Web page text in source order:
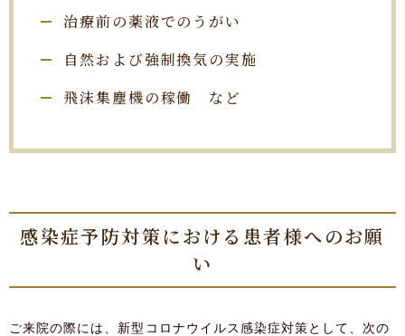
治療前の薬液でのうがい
自然および強制換気の実施
飛沫集塵機の稼働 など
感染症予防対策における患者様へのお願
い
ご来院の際には、新型コロナウイルス感染症対策として、次の